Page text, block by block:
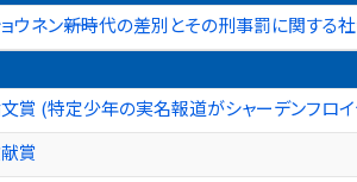
ウネン――新時代の差別とその刑事罰に関する
賞 (特定少年の実名報道がシャーデンフロ
賞